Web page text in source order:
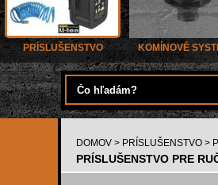
PRÍSLUŠENSTVO KOMÍNOVÉ
DOMOV > PRÍSLUŠENSTVO >
PRÍSLUŠENSTVO PRE